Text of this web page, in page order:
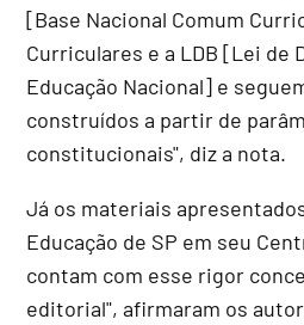
[Base Nacional Comum
Curriculares e a LDB [Lei de
Educação Nacional] e
construídos a partir de
constitucionais", diz a nota.
Já os materiais
Educação de SP em seu
contam com esse rigor
editorial", afirmaram os